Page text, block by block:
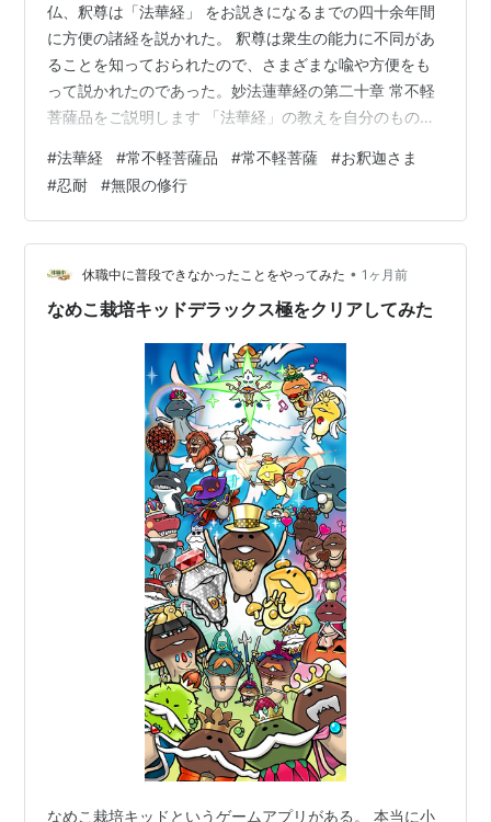
仏、釈尊は「法華経」 をお説きになるまでの四十余年間
に方便の諸経を説かれた。 釈尊は衆生の能力に不同があ
ることを知っておられたので、さまざまな喩や方便をも
って説かれたのであった。妙法蓮華経の第二十章 常不軽
菩薩品をご説明します 「法華経」の教えを自分のものに
一生の間、他人を軽んずることなく善い行いを積んで、
まさに入滅しようとするとき、虚空の中で、威音王如来
が先に説かれた「法華経」 の偈文を聴いて六根がすべて
清浄となった。 常不軽菩薩が人に笑われても、罵られて
も、石をぶつけられても杖で打たれても、どんなことが
あっても相手を礼拝し、教えを説くの…
#法華経 #常不軽菩薩品 #常不軽菩薩 #お釈迦さま
#忍耐 #無限の修行
休職中に普段できなかったことをやってみた • 1ヶ月前
なめこ栽培キッドデラックス極をクリアしてみた
なめこ栽培キッドというゲームアプリがある。 本当に小